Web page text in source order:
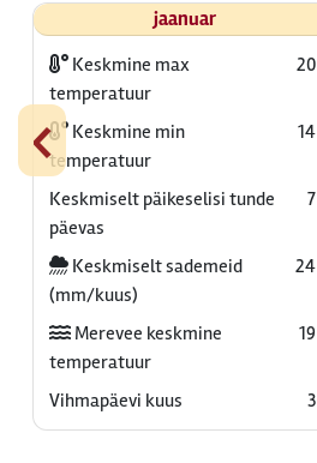
‹
jaanuar
Keskmine max
temperatuur
20
Keskmine min
temperatuur
14
Keskmiselt päikeselisi tunde
päevas
7
Keskmiselt sademeid
(mm/kuus)
24
Merevee keskmine
temperatuur
19
Vihmapäevi kuus 3